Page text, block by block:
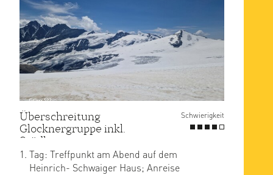
Überschreitung
Glocknergruppe inkl.
Stüdlgrat
Schwierigkeit
Tag: Treffpunkt am Abend auf dem
Heinrich- Schwaiger Haus; Anreise